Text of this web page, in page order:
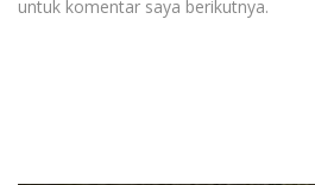
untuk komentar saya berikutnya.